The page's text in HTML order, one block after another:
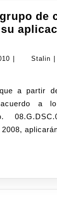
de
sujetas
31
Stalin
a